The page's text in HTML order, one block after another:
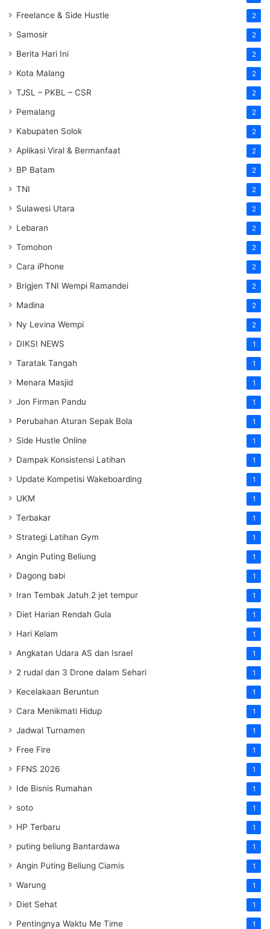
Freelance & Side Hustle 2
Samosir 2
Berita Hari Ini 2
Kota Malang 2
TJSL – PKBL – CSR 2
Pemalang 2
Kabupaten Solok 2
Aplikasi Viral & Bermanfaat 2
BP Batam 2
TNI 2
Sulawesi Utara 2
Lebaran 2
Tomohon 2
Cara iPhone 2
Brigjen TNI Wempi Ramandei 2
Madina 2
Ny Levina Wempi 2
DIKSI NEWS 1
Taratak Tangah 1
Menara Masjid 1
Jon Firman Pandu 1
Perubahan Aturan Sepak Bola 1
Side Hustle Online 1
Dampak Konsistensi Latihan 1
Update Kompetisi Wakeboarding 1
UKM 1
Terbakar 1
Strategi Latihan Gym 1
Angin Puting Beliung 1
Dagong babi 1
Iran Tembak Jatuh 2 jet tempur 1
Diet Harian Rendah Gula 1
Hari Kelam 1
Angkatan Udara AS dan Israel 1
2 rudal dan 3 Drone dalam Sehari 1
Kecelakaan Beruntun 1
Cara Menikmati Hidup 1
Jadwal Turnamen 1
Free Fire 1
FFNS 2026 1
Ide Bisnis Rumahan 1
soto 1
HP Terbaru 1
puting beliung Bantardawa 1
Angin Puting Beliung Ciamis 1
Warung 1
Diet Sehat 1
Pentingnya Waktu Me Time 1